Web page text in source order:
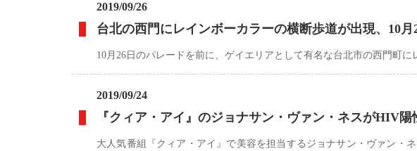
2019/09/26
台北の西門にレインボーカラーの横断歩道が出現、10
10月26日のパレードを前に、ゲイエリアとして有名な台北市の西門町に
2019/09/24
『クィア・アイ』のジョナサン・ヴァン・ネスがHIV陽
大人気番組『クィア・アイ』で美容を担当するジョナサン・ヴァン・